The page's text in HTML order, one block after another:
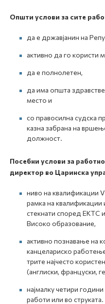
Општи услови за сите
да е државјанин на
активно да го користи
да е полнолетен,
да има општа
место и
со правосилна судска
казна забрана на
должност.
Посебни услови за
директор во Царинска
ниво на квалификации
рамка на квалификации
стекнати според ЕКТС
Високо образование,
активно познавање на
канцелариско
трите најчесто
(англиски, француски,
најмалку четири
работи или во струката.